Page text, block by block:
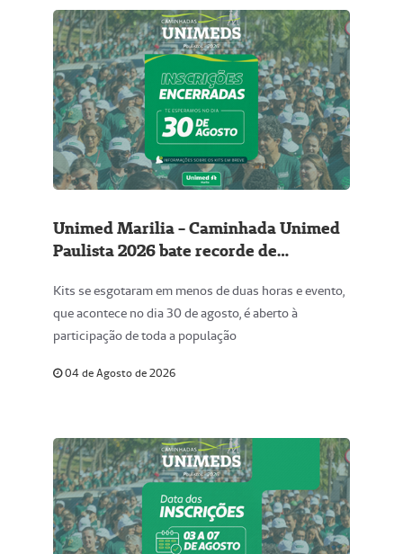
Unimed Marilia - Caminhada Unimed
Paulista 2026 bate recorde de
comunidade para um dia de saúde e
bem-estar
Kits se esgotaram em menos de duas horas e evento,
que acontece no dia 30 de agosto, é aberto à
participação de toda a população
04 de Agosto de 2026